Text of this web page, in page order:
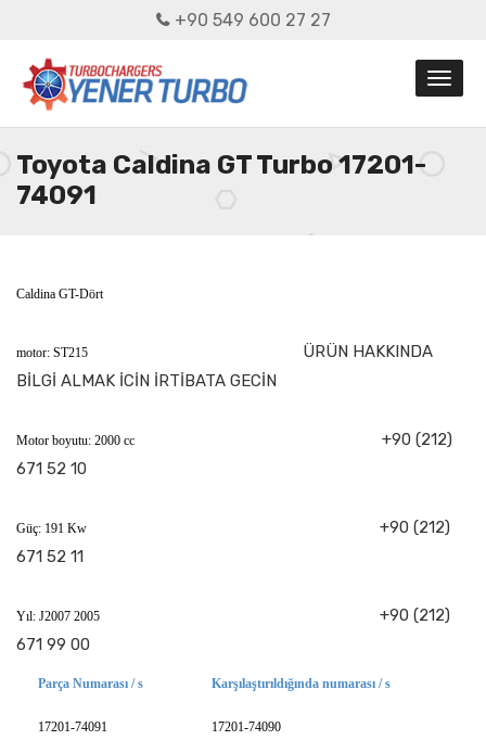
+90 549 600 27 27
Toyota Caldina GT Turbo 17201-
74091
Caldina GT-Dört
motor: ST215 ÜRÜN HAKKINDA
BİLGİ ALMAK İCİN İRTİBATA GECİN
Motor boyutu: 2000 cc +90 (212)
671 52 10
Güç: 191 Kw +90 (212)
671 52 11
Yıl: J2007 2005 +90 (212)
671 99 00
Parça Numarası / s
17201-74091
Karşılaştırıldığında numarası / s
17201-74090